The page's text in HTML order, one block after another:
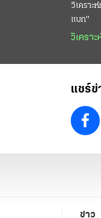
วิเคราะ
แบก"
วิเครา
แชร์ข่
ข่าว